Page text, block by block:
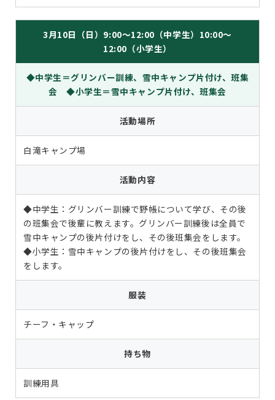
3月10日（日）9:00～12:00（中学生）10:00～
12:00（小学生）
◆中学生＝グリンバー訓練、雪中キャンプ片付け、班集
会 ◆小学生＝雪中キャンプ片付け、班集会
活動場所
白滝キャンプ場
活動内容
◆中学生：グリンバー訓練で野帳について学び、その後
の班集会で後輩に教えます。グリンバー訓練後は全員で
雪中キャンプの後片付けをし、その後班集会をします。
◆小学生：雪中キャンプの後片付けをし、その後班集会
をします。
服装
チーフ・キャップ
持ち物
訓練用具